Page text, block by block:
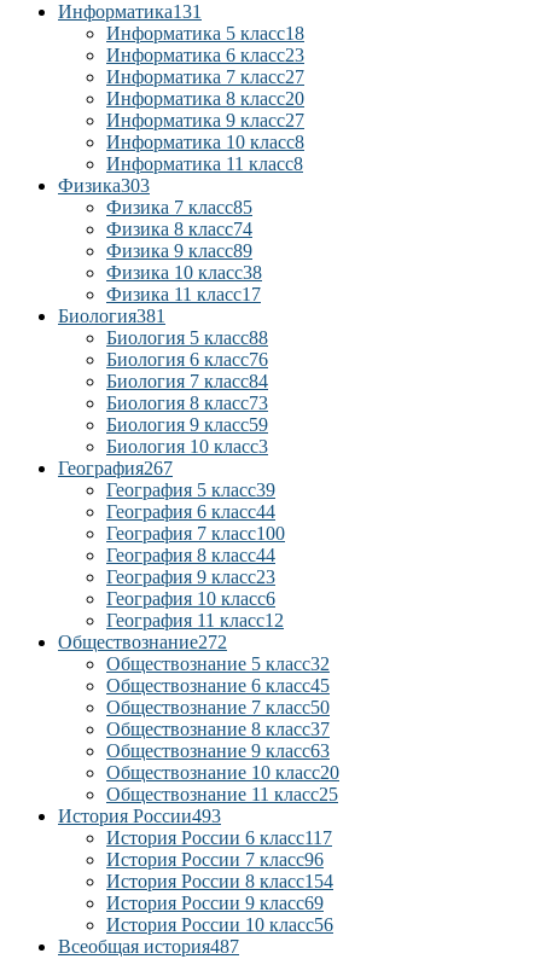
Информатика131
Информатика 5 класс18
Информатика 6 класс23
Информатика 7 класс27
Информатика 8 класс20
Информатика 9 класс27
Информатика 10 класс8
Информатика 11 класс8
Физика303
Физика 7 класс85
Физика 8 класс74
Физика 9 класс89
Физика 10 класс38
Физика 11 класс17
Биология381
Биология 5 класс88
Биология 6 класс76
Биология 7 класс84
Биология 8 класс73
Биология 9 класс59
Биология 10 класс3
География267
География 5 класс39
География 6 класс44
География 7 класс100
География 8 класс44
География 9 класс23
География 10 класс6
География 11 класс12
Обществознание272
Обществознание 5 класс32
Обществознание 6 класс45
Обществознание 7 класс50
Обществознание 8 класс37
Обществознание 9 класс63
Обществознание 10 класс20
Обществознание 11 класс25
История России493
История России 6 класс117
История России 7 класс96
История России 8 класс154
История России 9 класс69
История России 10 класс56
Всеобщая история487